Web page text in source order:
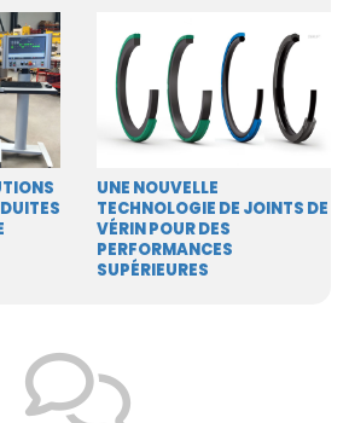
UNE NOUVELLE
TECHNOLOGIE DE JOINTS DE
VÉRIN POUR DES
PERFORMANCES
SUPÉRIEURES